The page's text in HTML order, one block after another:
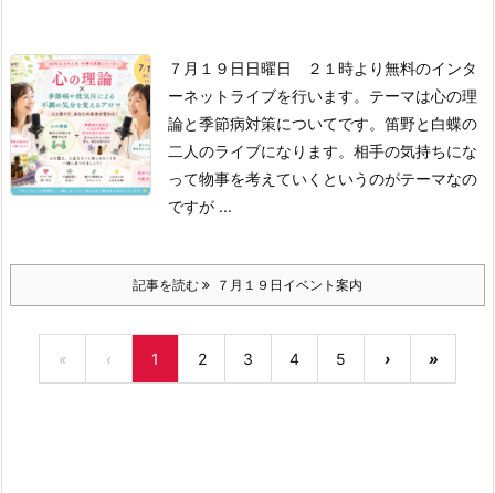
７月１９日日曜日 ２１時より無料のインタ
ーネットライブを行います。 テーマは心の理
論と季節病対策についてです。笛野と白蝶の
二人のライブになります。 相手の気持ちにな
って物事を考えていくというのがテーマなの
ですが ...
記事を読む ７月１９日イベント案内
« ‹ 1 2 3 4 5 › »